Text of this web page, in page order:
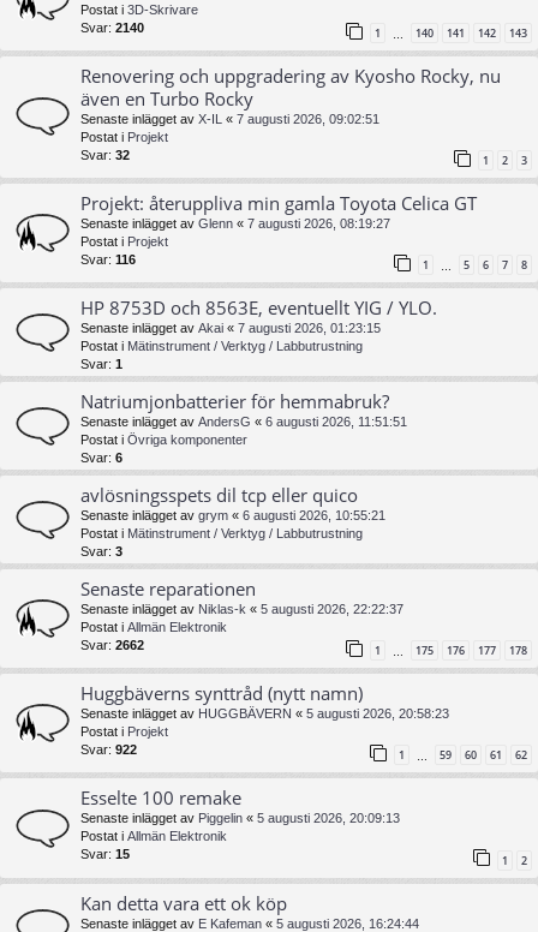
Postat i 3D-Skrivare
Svar: 2140 1 … 140 141 142 143
Renovering och uppgradering av Kyosho Rocky, nu
även en Turbo Rocky
Senaste inlägget av X-IL « 7 augusti 2026, 09:02:51
Postat i Projekt
Svar: 32 1 2 3
Projekt: återuppliva min gamla Toyota Celica GT
Senaste inlägget av Glenn « 7 augusti 2026, 08:19:27
Postat i Projekt
Svar: 116 1 … 5 6 7 8
HP 8753D och 8563E, eventuellt YIG / YLO.
Senaste inlägget av Akai « 7 augusti 2026, 01:23:15
Postat i Mätinstrument / Verktyg / Labbutrustning
Svar: 1
Natriumjonbatterier för hemmabruk?
Senaste inlägget av AndersG « 6 augusti 2026, 11:51:51
Postat i Övriga komponenter
Svar: 6
avlösningsspets dil tcp eller quico
Senaste inlägget av grym « 6 augusti 2026, 10:55:21
Postat i Mätinstrument / Verktyg / Labbutrustning
Svar: 3
Senaste reparationen
Senaste inlägget av Niklas-k « 5 augusti 2026, 22:22:37
Postat i Allmän Elektronik
Svar: 2662 1 … 175 176 177 178
Huggbäverns synttråd (nytt namn)
Senaste inlägget av HUGGBÄVERN « 5 augusti 2026, 20:58:23
Postat i Projekt
Svar: 922 1 … 59 60 61 62
Esselte 100 remake
Senaste inlägget av Piggelin « 5 augusti 2026, 20:09:13
Postat i Allmän Elektronik
Svar: 15 1 2
Kan detta vara ett ok köp
Senaste inlägget av E Kafeman « 5 augusti 2026, 16:24:44